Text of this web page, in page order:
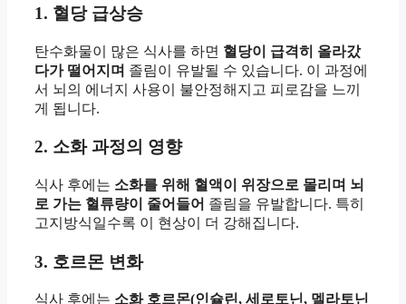
1. 혈당 급상승
탄수화물이 많은 식사를 하면 혈당이 급격히 올라갔
다가 떨어지며 졸림이 유발될 수 있습니다. 이 과정에
서 뇌의 에너지 사용이 불안정해지고 피로감을 느끼
게 됩니다.
2. 소화 과정의 영향
식사 후에는 소화를 위해 혈액이 위장으로 몰리며 뇌
로 가는 혈류량이 줄어들어 졸림을 유발합니다. 특히
고지방식일수록 이 현상이 더 강해집니다.
3. 호르몬 변화
식사 후에는 소화 호르몬(인슐린, 세로토닌, 멜라토닌